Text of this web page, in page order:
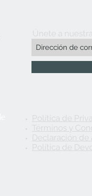
Únete a
Política de
Términos y
Declaración de
Política de